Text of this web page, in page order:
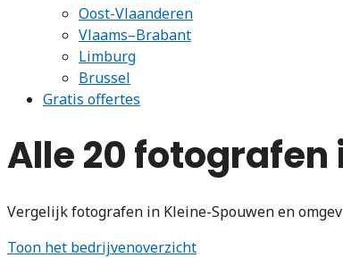
Oost-Vlaanderen
Vlaams–Brabant
Limburg
Brussel
Gratis offertes
Alle 20
Vergelijk fotografen in Kleine-Spouwen en
Toon het bedrijvenoverzicht